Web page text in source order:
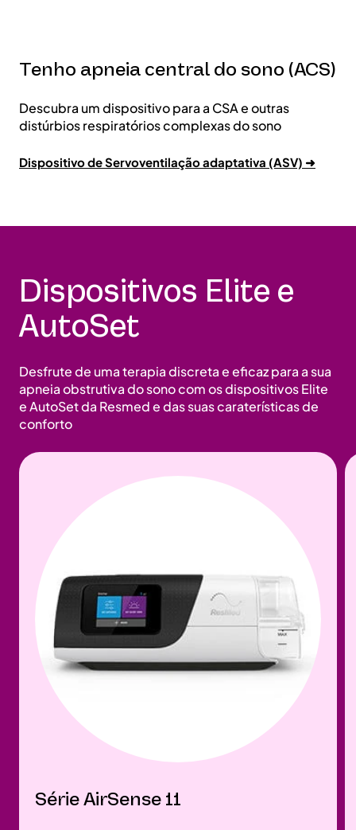
Tenho apneia central do sono (ACS)
Descubra um dispositivo para a CSA e outras
distúrbios respiratórios complexas do sono
Dispositivo de Servoventilação adaptativa (ASV) ➜
Dispositivos Elite e
AutoSet
Desfrute de uma terapia discreta e eficaz para a sua
apneia obstrutiva do sono com os dispositivos Elite
e AutoSet da Resmed e das suas caraterísticas de
conforto
Série AirSense 11